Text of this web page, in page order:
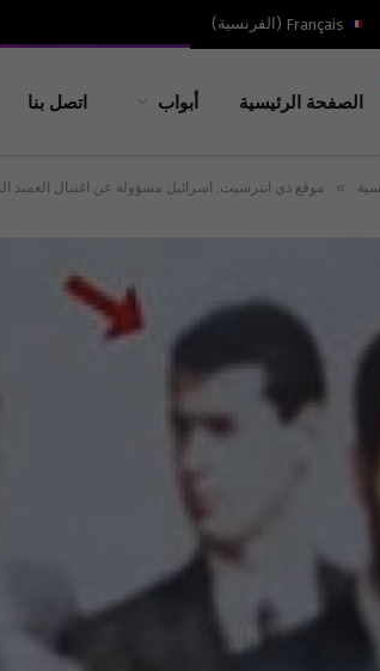
Français
( الفرنسية)
الصفحة الرئيسية أبواب اتصل بنا
» موقع ذي انترسبت: اسرائيل مسؤولة عن اغتيال العميد